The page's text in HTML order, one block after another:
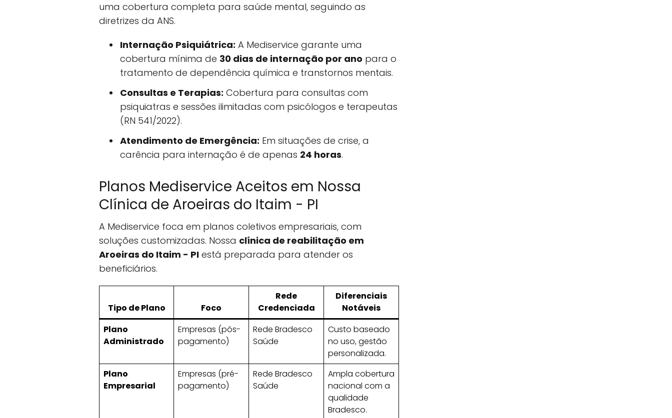
uma cobertura completa para saúde mental, seguindo as
diretrizes da ANS.
Internação Psiquiátrica: A Mediservice garante uma
cobertura mínima de 30 dias de internação por ano para o
tratamento de dependência química e transtornos mentais.
Consultas e Terapias: Cobertura para consultas com
psiquiatras e sessões ilimitadas com psicólogos e terapeutas
(RN 541/2022).
Atendimento de Emergência: Em situações de crise, a
carência para internação é de apenas 24 horas.
Planos Mediservice Aceitos em Nossa
Clínica de Aroeiras do Itaim - PI
A Mediservice foca em planos coletivos empresariais, com
soluções customizadas. Nossa clínica de reabilitação em
Aroeiras do Itaim - PI está preparada para atender os
beneficiários.
Tipo de Plano Foco
Rede
Credenciada
Diferenciais
Notáveis
Plano
Administrado
Empresas (pós-
pagamento)
Rede Bradesco
Saúde
Custo baseado
no uso, gestão
personalizada.
Plano
Empresarial
Empresas (pré-
pagamento)
Rede Bradesco
Saúde
Ampla cobertura
nacional com a
qualidade
Bradesco.